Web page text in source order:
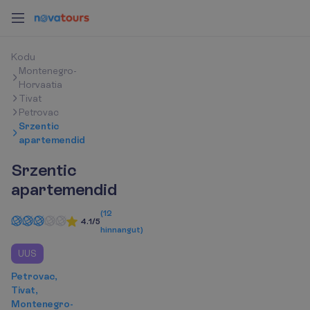
Kodu
Montenegro-
Horvaatia
Tivat
Petrovac
Srzentic
apartemendid
Srzentic
apartemendid
4.1/5
(12
hinnangut)
UUS
Petrovac,
Tivat,
Montenegro-